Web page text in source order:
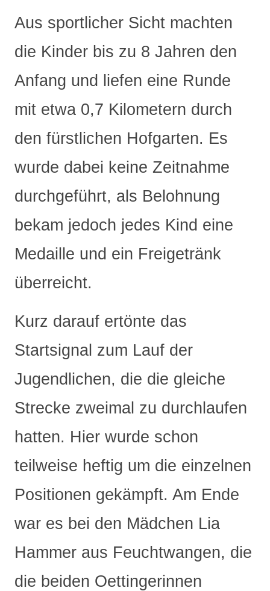
Aus sportlicher Sicht machten
die Kinder bis zu 8 Jahren den
Anfang und liefen eine Runde
mit etwa 0,7 Kilometern durch
den fürstlichen Hofgarten. Es
wurde dabei keine Zeitnahme
durchgeführt, als Belohnung
bekam jedoch jedes Kind eine
Medaille und ein Freigetränk
überreicht.
Kurz darauf ertönte das
Startsignal zum Lauf der
Jugendlichen, die die gleiche
Strecke zweimal zu durchlaufen
hatten. Hier wurde schon
teilweise heftig um die einzelnen
Positionen gekämpft. Am Ende
war es bei den Mädchen Lia
Hammer aus Feuchtwangen, die
die beiden Oettingerinnen